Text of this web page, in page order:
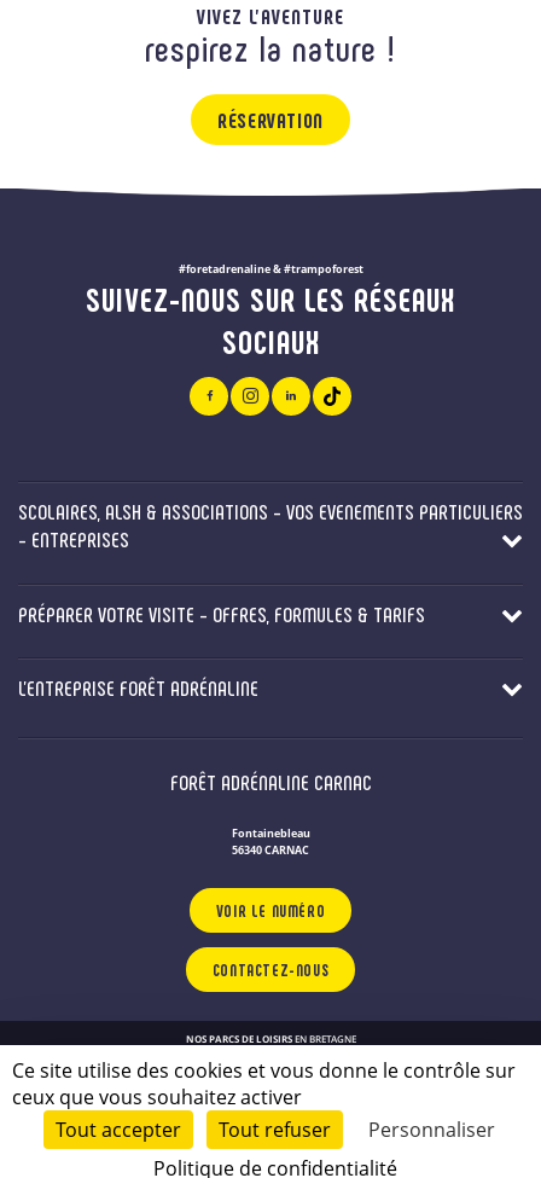
VIVEZ L'AVENTURE
respirez la nature !
RÉSERVATION
#foretadrenaline & #trampoforest
SUIVEZ-NOUS SUR LES RÉSEAUX
SOCIAUX
SCOLAIRES, ALSH & ASSOCIATIONS - VOS EVENEMENTS PARTICULIERS
- ENTREPRISES
PRÉPARER VOTRE VISITE - OFFRES, FORMULES & TARIFS
L'ENTREPRISE FORÊT ADRÉNALINE
FORÊT ADRÉNALINE CARNAC
Fontainebleau
56340 CARNAC
VOIR LE NUMÉRO
CONTACTEZ-NOUS
NOS PARCS DE LOISIRS EN BRETAGNE
Politique de confidentialité
Mentions légales
© 2026 - conçu parLamour du Web
JE RÉSERVE
Ce site utilise des cookies et vous donne le contrôle sur
ceux que vous souhaitez activer
Tout accepter
Tout refuser
Personnaliser
Politique de confidentialité